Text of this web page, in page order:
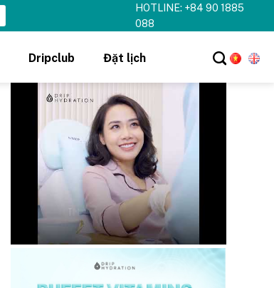
HOTLINE: +84 90 1885
088
Dripclub Đặt lịch